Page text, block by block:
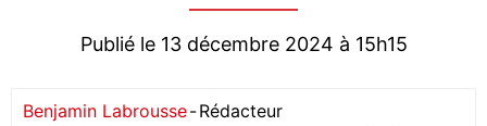
Publié le 13 décembre 2024 à 15h15
Benjamin Labrousse-Rédacteur